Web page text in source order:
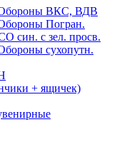
ВКС, ВДВ
Погран.
син. с зел. просв.
сухопутн.
+ ящичек)